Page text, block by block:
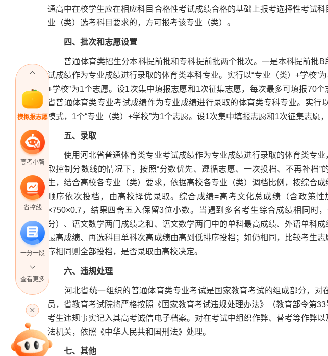
模拟报志愿
高考小智
省控线
一分一段
专家指导课
查看更多
通高中在校学生应在相应科目合格性考试成绩合格的基础上报考选择性考试
业（类）选考科目要求的，方可报考该专业（类）。
四、批次和志愿设置
普通体育类招生分本科提前批和专科提前批两个批次。一是本科提前批B
试成绩作为专业成绩进行录取的体育类本科专业。实行以“专业（类）+学校”
+学校”为1个志愿。设1次集中填报志愿和1次征集志愿，每次最多可填报70
省普通体育类专业考试成绩作为专业成绩进行录取的体育类专科专业。实行
模式，1个“专业（类）+学校”为1个志愿。设1次集中填报志愿和1次征集志愿
五、录取
使用河北省普通体育类专业考试成绩作为专业成绩进行录取的体育类专业
取控制分数线的情况下，按照“分数优先、遵循志愿、一次投档、不再补档
生，结合高校各专业（类）要求，依据高校各专业（类）调档比例，按综合
顺序依次投档，由高校择优录取。综合成绩=高考文化总成绩（含政策性
×750×0.7，结果四舍五入保留3位小数。当遇到多名考生综合成绩相同时
分）、语文数学两门成绩之和、语文数学两门中的单科最高成绩、外语单科
最高成绩、再选科目单科次高成绩由高到低排序投档；如仍相同，比较考生
序相同则全部投档，是否录取由高校决定。
六、违规处理
河北省统一组织的普通体育类专业考试是国家教育考试的组成部分，对
员，省教育考试院将严格按照《国家教育考试违规处理办法》（教育部令第
考生违规事实记入其高考诚信电子档案。对在考试中组织作弊、替考等作弊
法机关，依照《中华人民共和国刑法》处理。
七、其他